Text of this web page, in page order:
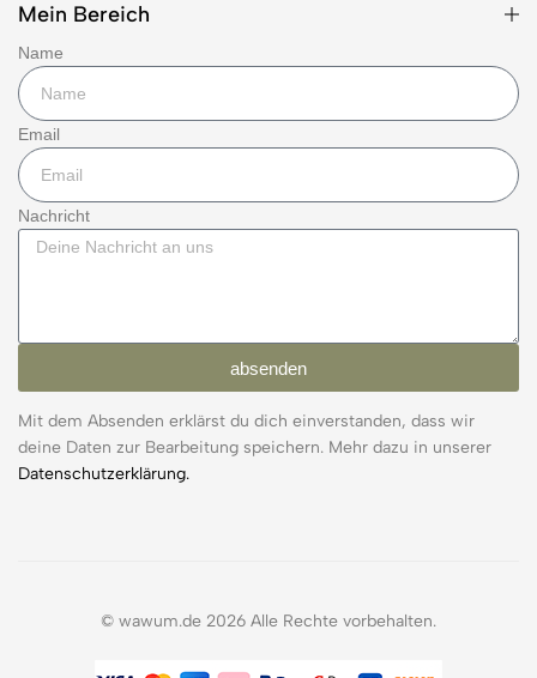
Mein Bereich
Name
Email
Nachricht
absenden
Mit dem Absenden erklärst du dich einverstanden, dass wir
deine Daten zur Bearbeitung speichern. Mehr dazu in unserer
Datenschutzerklärung.
© wawum.de 2026 Alle Rechte vorbehalten.